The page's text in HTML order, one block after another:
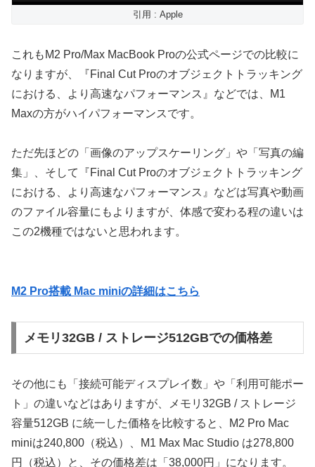
引用 : Apple
これもM2 Pro/Max MacBook Proの公式ページでの比較に
なりますが、『Final Cut Proのオブジェクトトラッキング
における、より高速なパフォーマンス』などでは、M1
Maxの方がハイパフォーマンスです。
ただ先ほどの「画像のアップスケーリング」や「写真の編
集」、そして『Final Cut Proのオブジェクトトラッキング
における、より高速なパフォーマンス』などは写真や動画
のファイル容量にもよりますが、体感で変わる程の違いは
この2機種ではないと思われます。
M2 Pro搭載 Mac miniの詳細はこちら
メモリ32GB / ストレージ512GBでの価格差
その他にも「接続可能ディスプレイ数」や「利用可能ポー
ト」の違いなどはありますが、メモリ32GB / ストレージ
容量512GB に統一した価格を比較すると、M2 Pro Mac
miniは240,800（税込）、M1 Max Mac Studio は278,800
円（税込）と、その価格差は「38,000円」になります。